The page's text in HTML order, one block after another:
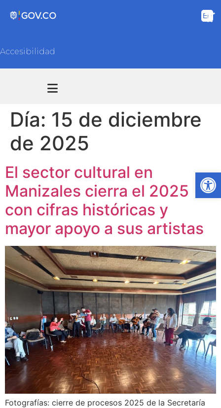
Accesibilidad
Día: 15 de diciembre
de 2025
El sector cultural en
Manizales cierra el 2025
con cifras históricas y
mayor apoyo a sus artistas
Fotografías: cierre de procesos 2025 de la Secretaría